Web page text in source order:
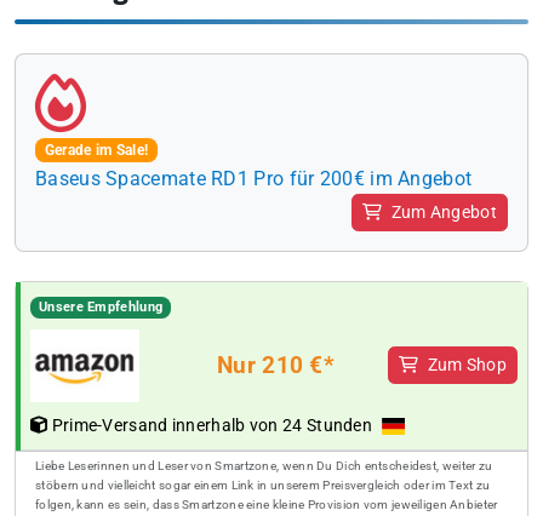
Gerade im Sale!
Baseus Spacemate RD1 Pro für 200€ im Angebot
Zum Angebot
Unsere Empfehlung
Nur 210 €* Zum Shop
Prime-Versand innerhalb von 24 Stunden
Liebe Leserinnen und Leser von Smartzone, wenn Du Dich entscheidest, weiter zu
stöbern und vielleicht sogar einem Link in unserem Preisvergleich oder im Text zu
folgen, kann es sein, dass Smartzone eine kleine Provision vom jeweiligen Anbieter